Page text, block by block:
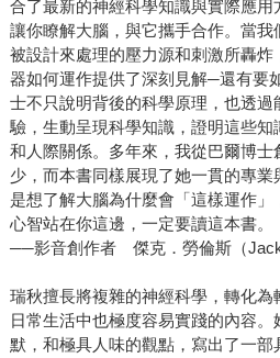
合了最新的神經科學知識與實際應用
讓你瞭解大腦，與它攜手合作。當
被設計來處理的壓力源和刺激所轟
器如何運作提供了深刻見解─還有要
士不只說明背後的科學原理，也透
驗，生動呈現科學知識，證明這些
和人際關係。多年來，我從巴爾博士
少，而本書同樣展現了她一貫的專
是想了解大腦為什麼會「這樣運作
心智站在你這邊，一定要讀這本書。
──影音創作者 傑克．勞倫斯（Jack
瑞秋擅長將複雜的神經科學，轉化
日常生活中也極度容易實踐的內容
默，和極具人味的觀點，寫出了一